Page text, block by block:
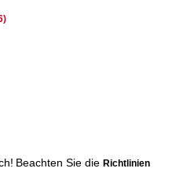
Beachten Sie die Richtlinien